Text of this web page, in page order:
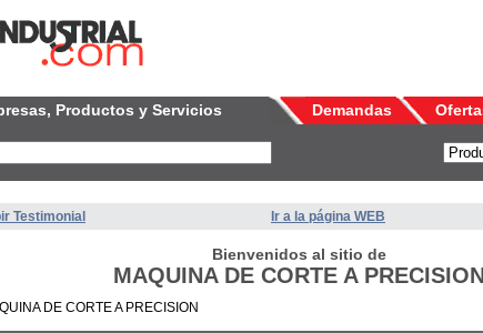
Productos y Servicios Demandas
Testimonial
Ir a la página WEB
Bienvenidos al sitio de
MAQUINA DE CORTE A PRECISION
DE CORTE A PRECISION